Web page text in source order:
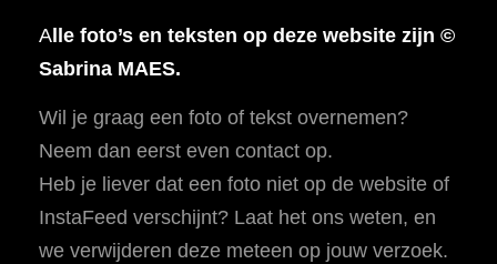
A lle foto’s en teksten op deze website zijn ©
Sabrina MAES.
Wil je graag een foto of tekst overnemen?
Neem dan eerst even contact op.
Heb je liever dat een foto niet op de website of
InstaFeed verschijnt? Laat het ons weten, en
we verwijderen deze meteen op jouw verzoek.